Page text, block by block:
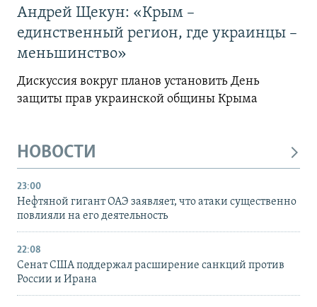
Андрей Щекун: «Крым –
единственный регион, где украинцы –
меньшинство»
Дискуссия вокруг планов установить День
защиты прав украинской общины Крыма
НОВОСТИ
23:00
Нефтяной гигант ОАЭ заявляет, что атаки существенно
повлияли на его деятельность
22:08
Сенат США поддержал расширение санкций против
России и Ирана